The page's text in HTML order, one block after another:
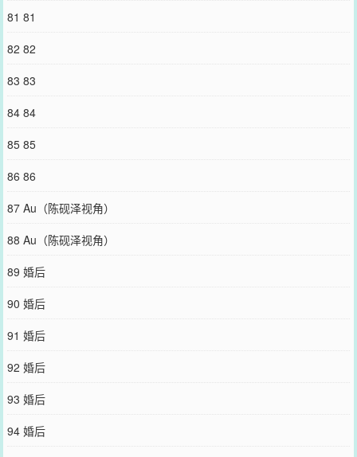
81 81
82 82
83 83
84 84
85 85
86 86
87 Au（陈砚泽视角）
88 Au（陈砚泽视角）
89 婚后
90 婚后
91 婚后
92 婚后
93 婚后
94 婚后